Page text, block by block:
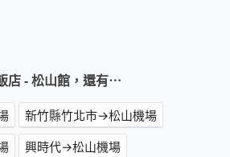
店 - 松山館，還有⋯
新竹縣竹北市→松山機場
興時代→松山機場